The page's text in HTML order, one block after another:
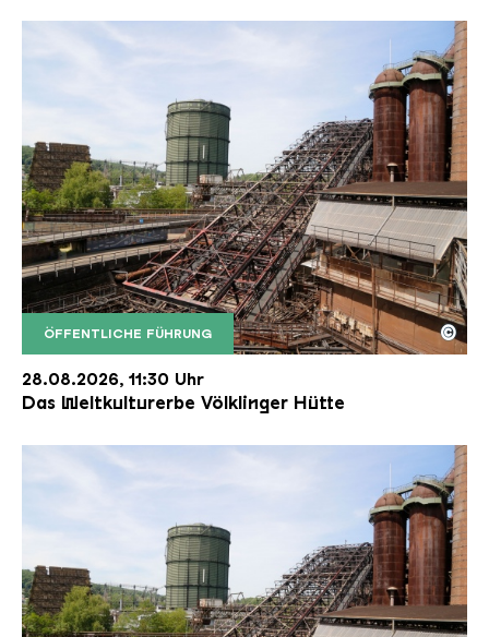
ÖFFENTLICHE FÜHRUNG
Der Erzschrägaufzug der Völklinger Hütte mit
Copyright: Weltkulturerbe Völklinger Hütte | Karl
©
28.08.2026, 11:30 Uhr
Das Weltkulturerbe Völklinger Hütte